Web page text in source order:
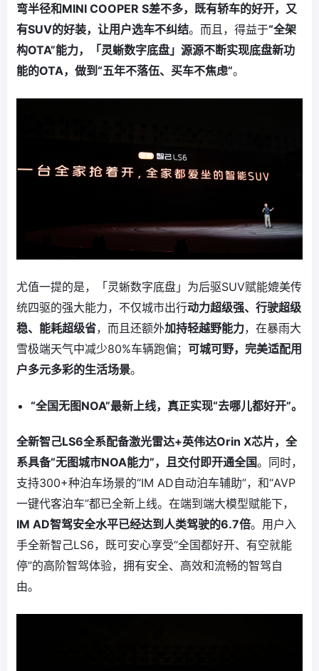
弯半径和MINI COOPER S差不多，既有轿车的好开，又
有SUV的好装，让用户选车不纠结。而且，得益于“全架
构OTA”能力，「灵蜥数字底盘」源源不断实现底盘新功
能的OTA，做到“五年不落伍、买车不焦虑”。
尤值一提的是，「灵蜥数字底盘」为后驱SUV赋能媲美传
统四驱的强大能力，不仅城市出行动力超级强、行驶超级
稳、能耗超级省，而且还额外加持轻越野能力，在暴雨大
雪极端天气中减少80%车辆跑偏； 可城可野，完美适配用
户多元多彩的生活场景。
“全国无图NOA”最新上线，真正实现“去哪儿都好开”。
全新智己LS6全系配备激光雷达+英伟达Orin X芯片，全
系具备“无图城市NOA能力”，且交付即开通全国。同时，
支持300+种泊车场景的“IM AD自动泊车辅助”，和“AVP
一键代客泊车”都已全新上线。在端到端大模型赋能下，
IM AD智驾安全水平已经达到人类驾驶的6.7倍。用户入
手全新智己LS6，既可安心享受“全国都好开、有空就能
停”的高阶智驾体验，拥有安全、高效和流畅的智驾自
由。